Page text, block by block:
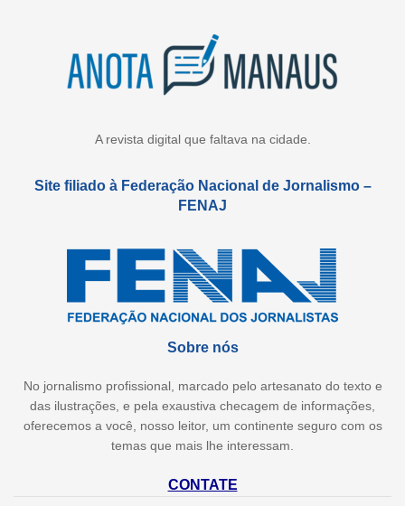
A revista digital que faltava na cidade.
Site filiado à Federação Nacional de Jornalismo –
FENAJ
Sobre nós
No jornalismo profissional, marcado pelo artesanato do texto e
das ilustrações, e pela exaustiva checagem de informações,
oferecemos a você, nosso leitor, um continente seguro com os
temas que mais lhe interessam.
CONTATE